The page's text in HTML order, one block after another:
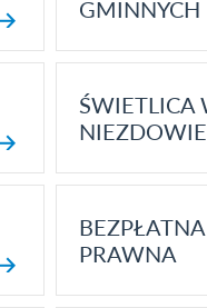
GMINNYCH
ŚWIETLICA
NIEZDOWIE
PRAWNA